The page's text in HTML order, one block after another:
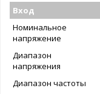
Вход
Номинальное
напряжение
Диапазон
напряжения
Диапазон частоты